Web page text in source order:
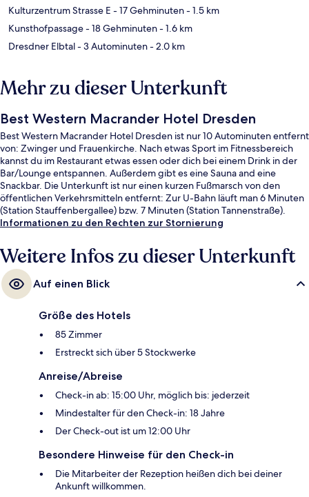
Kulturzentrum Strasse E - 17 Gehminuten- 1.5 km
Kunsthofpassage- 18 Gehminuten- 1.6 km
Dresdner Elbtal- 3 Autominuten- 2.0 km
Mehr zu dieser Unterkunft
Best Western Macrander Hotel Dresden
Best Western Macrander Hotel Dresden ist nur 10 Autominuten entfernt
von: Zwinger und Frauenkirche. Nach etwas Sport im Fitnessbereich
kannst du im Restaurant etwas essen oder dich bei einem Drink in der
Bar/Lounge entspannen. Außerdem gibt es eine Sauna and eine
Snackbar. Die Unterkunft ist nur einen kurzen Fußmarsch von den
öffentlichen Verkehrsmitteln entfernt: Zur U-Bahn läuft man 6 Minuten
(Station Stauffenbergallee) bzw. 7 Minuten (Station Tannenstraße).
Informationen zu den Rechten zur Stornierung
Weitere Infos zu dieser Unterkunft
Auf einen Blick
Größe des Hotels
85 Zimmer
Erstreckt sich über 5 Stockwerke
Anreise/Abreise
Check-in ab: 15:00 Uhr, möglich bis: jederzeit
Mindestalter für den Check-in: 18 Jahre
Der Check-out ist um 12:00 Uhr
Besondere Hinweise für den Check-in
Die Mitarbeiter der Rezeption heißen dich bei deiner
Ankunft willkommen.